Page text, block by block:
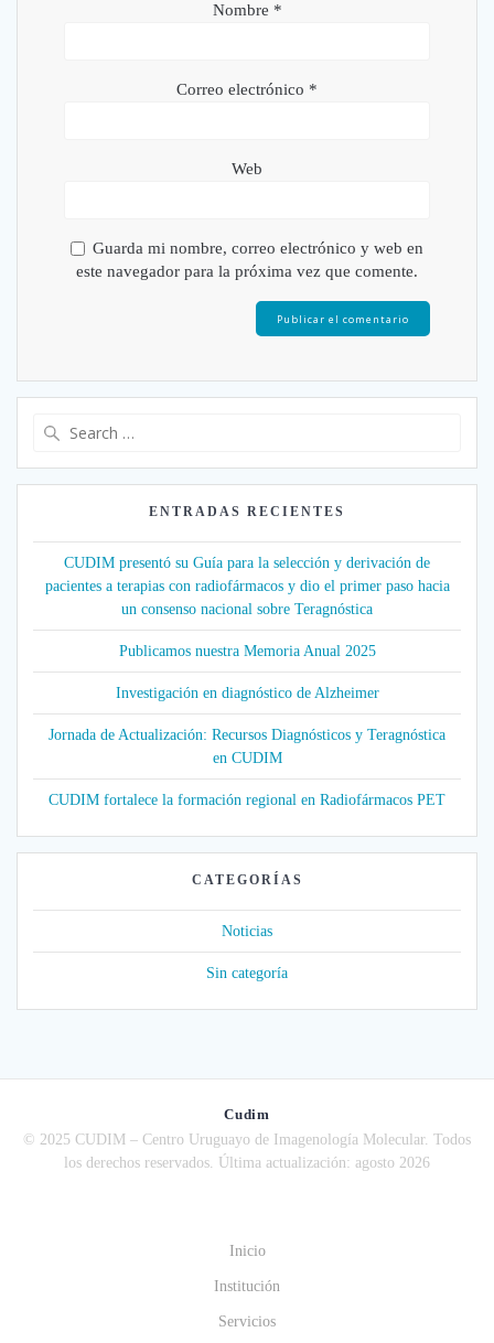
Nombre *
Correo electrónico *
Web
Guarda mi nombre, correo electrónico y web en
este navegador para la próxima vez que comente.
ENTRADAS RECIENTES
CUDIM presentó su Guía para la selección y derivación de
pacientes a terapias con radiofármacos y dio el primer paso hacia
un consenso nacional sobre Teragnóstica
Publicamos nuestra Memoria Anual 2025
Investigación en diagnóstico de Alzheimer
Jornada de Actualización: Recursos Diagnósticos y Teragnóstica
en CUDIM
CUDIM fortalece la formación regional en Radiofármacos PET
CATEGORÍAS
Noticias
Sin categoría
Cudim
© 2025 CUDIM – Centro Uruguayo de Imagenología Molecular. Todos
los derechos reservados. Última actualización: agosto 2026
Inicio
Institución
Servicios